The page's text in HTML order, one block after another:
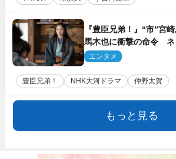
『豊臣兄弟！』“市”宮
馬木也に衝撃の命令 ネ
なぁ」「激アツ!!」（ネ
エンタメ
豊臣兄弟！ NHK大河ドラマ 仲野太賀
もっと見る